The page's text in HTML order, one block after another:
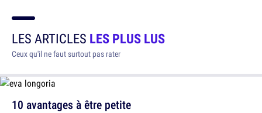
LES ARTICLES LES PLUS LUS
Ceux qu'il ne faut surtout pas rater
10 avantages à être petite